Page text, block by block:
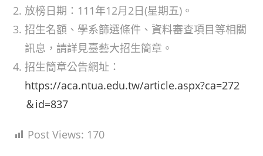
放榜日期：111年12月2日(星期五)。
招生名額、學系篩選條件、資料審查項目等相關
訊息，請詳見臺藝大招生簡章。
招生簡章公告網址：
https://aca.ntua.edu.tw/article.aspx?ca=272
＆id=837
Post Views: 170